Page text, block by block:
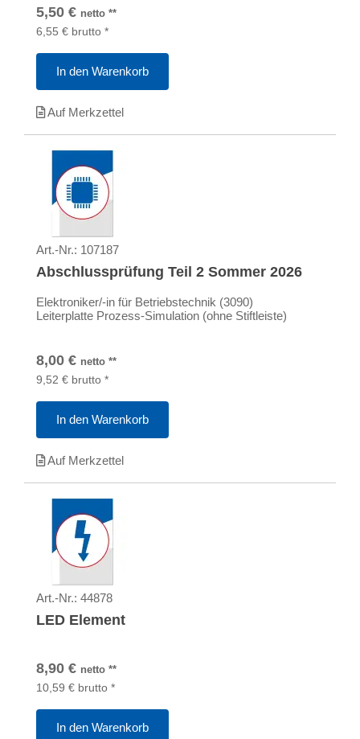
5,50 € netto **
6,55 € brutto *
In den Warenkorb
Auf Merkzettel
Art.-Nr.: 107187
Abschlussprüfung Teil 2 Sommer 2026
Elektroniker/-in für Betriebstechnik (3090)
Leiterplatte Prozess-Simulation (ohne Stiftleiste)
8,00 € netto **
9,52 € brutto *
In den Warenkorb
Auf Merkzettel
Art.-Nr.: 44878
LED Element
8,90 € netto **
10,59 € brutto *
In den Warenkorb